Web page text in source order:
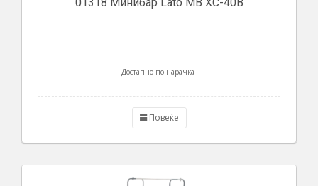
Достапно по нарачка
Повеќе